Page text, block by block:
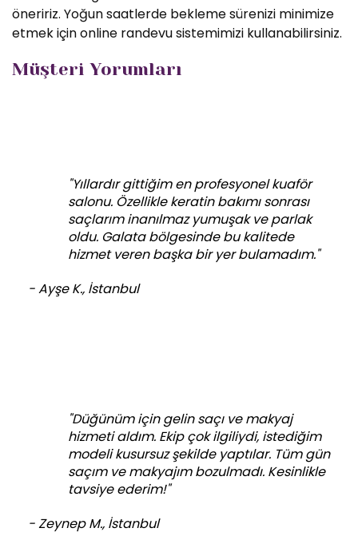
öneririz. Yoğun saatlerde bekleme sürenizi minimize
etmek için online randevu sistemimizi kullanabilirsiniz.
Müşteri Yorumları
"Yıllardır gittiğim en profesyonel kuaför
salonu. Özellikle keratin bakımı sonrası
saçlarım inanılmaz yumuşak ve parlak
oldu. Galata bölgesinde bu kalitede
hizmet veren başka bir yer bulamadım."
- Ayşe K., İstanbul
"Düğünüm için gelin saçı ve makyaj
hizmeti aldım. Ekip çok ilgiliydi, istediğim
modeli kusursuz şekilde yaptılar. Tüm gün
saçım ve makyajım bozulmadı. Kesinlikle
tavsiye ederim!"
- Zeynep M., İstanbul